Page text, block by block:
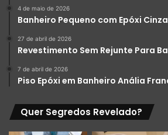
4 de maio de 2026
Banheiro Pequeno com Epóxi Cinza
27 de abril de 2026
Revestimento Sem Rejunte Para
7 de abril de 2026
Piso Epóxi em Banheiro Anália
Quer Segredos Revelado?